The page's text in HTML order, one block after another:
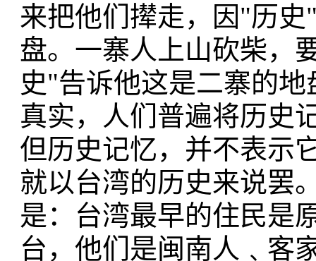
来把他们撵走，因"历
盘。一寨人上山砍柴，
史"告诉他这是二寨的
真实，人们普遍将历史
但历史记忆，并不表示
就以台湾的历史来说罢
是：台湾最早的住民是
台，他们是闽南人﹑客